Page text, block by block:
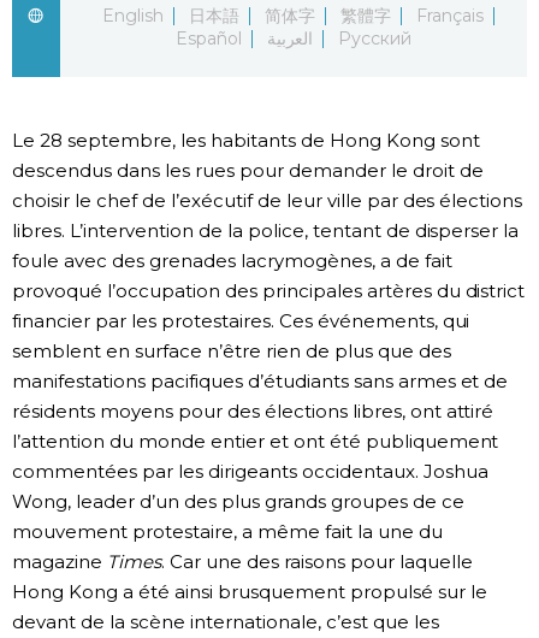
Chroniques
Vidéos
Tokyo
English
日本語 简体字 繁體字
Français
Español
العربية Русский
Le 28 septembre, les habitants de Hong Kong sont
descendus dans les rues pour demander le droit de
choisir le chef de l’exécutif de leur ville par des élections
libres. L’intervention de la police, tentant de disperser la
foule avec des grenades lacrymogènes, a de fait
provoqué l’occupation des principales artères du district
financier par les protestaires. Ces événements, qui
semblent en surface n’être rien de plus que des
manifestations pacifiques d’étudiants sans armes et de
résidents moyens pour des élections libres, ont attiré
l’attention du monde entier et ont été publiquement
commentées par les dirigeants occidentaux. Joshua
Wong, leader d’un des plus grands groupes de ce
mouvement protestaire, a même fait la une du
magazine Times. Car une des raisons pour laquelle
Hong Kong a été ainsi brusquement propulsé sur le
devant de la scène internationale, c’est que les